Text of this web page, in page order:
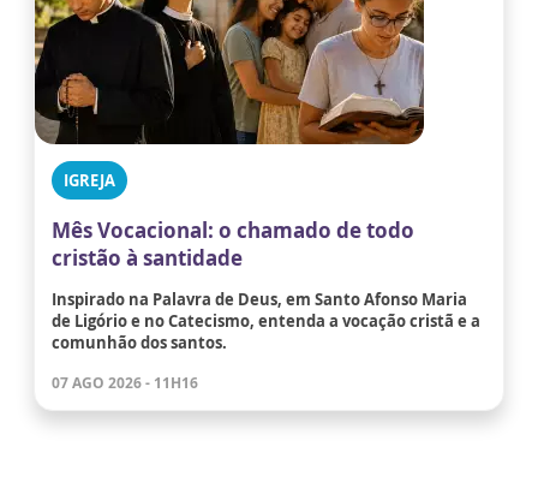
IGREJA
Mês Vocacional: o chamado de todo
cristão à santidade
Inspirado na Palavra de Deus, em Santo Afonso Maria
de Ligório e no Catecismo, entenda a vocação cristã e a
comunhão dos santos.
07 AGO 2026 - 11H16